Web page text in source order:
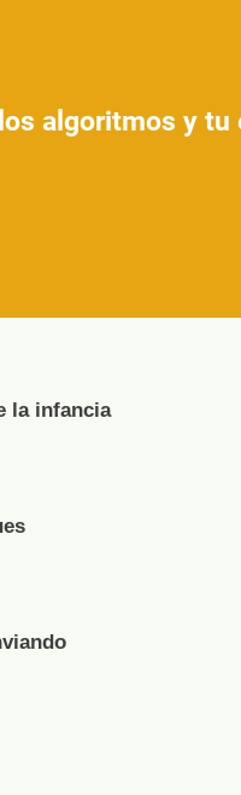
algoritmos y
la infancia